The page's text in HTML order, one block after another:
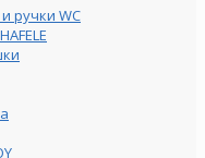
ручки WC